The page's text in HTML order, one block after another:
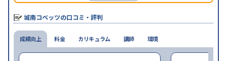
城南コベッツの口コミ・評判
成績向上 料金 カリキュラム 講師 環境